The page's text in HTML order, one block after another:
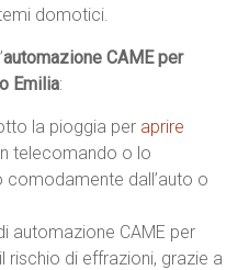
domotici.
automazione CAME per
Emilia:
la pioggia per aprire
telecomando o lo
dall’auto o
automazione CAME per
di effrazioni, grazie a